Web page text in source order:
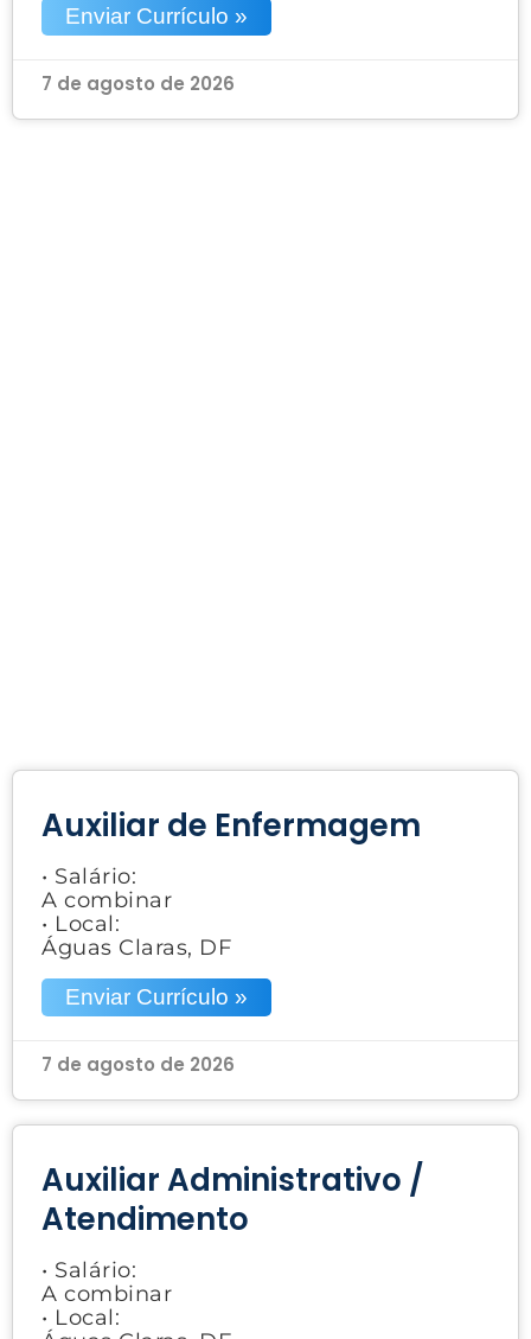
Enviar Currículo »
7 de agosto de 2026
Auxiliar de Enfermagem
• Salário:
A combinar
• Local:
Águas Claras, DF
Enviar Currículo »
7 de agosto de 2026
Auxiliar Administrativo /
Atendimento
• Salário:
A combinar
• Local: